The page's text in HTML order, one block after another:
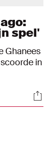
spel'
Ghanees
in